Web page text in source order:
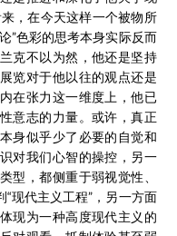
，在今天这样一个被物所
”色彩的思考本身实际反而
克不以为然，他还是坚持
览对于他以往的观点还是
在张力这一维度上，他已
意志的力量。或许，真正
身似乎少了必要的自觉和
对我们心智的操控，另一
型，都侧重于弱视觉性、
现代主义工程”，另一方面
现为一种高度现代主义的